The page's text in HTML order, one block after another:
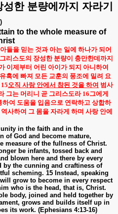
성한 분량에까지 자라기
to the whole measure of
들을 믿는 것과 아는 일에 하나가 되어
리스도의 장성한 분량이 충만한데까지
이제부터 어린 아이가 되지 아니하여
혹에 빠져 모든 교훈의 풍조에 밀려 요
15오직 사랑 안에서 참된 것을 하여 범사
그는 머리니 곧 그리스도라16그에게
하여 도움을 입음으로 연락하고 상합하
사하여 그 몸을 자라게 하며 사랑 안에
in the faith and in the
of God and become mature,
measure of the fullness of Christ.
be infants, tossed back and
blown here and there by every
by the cunning and craftiness of
scheming. 15 Instead, speaking
grow to become in every respect
who is the head, that is, Christ.
body, joined and held together by
grows and builds itself up in
its work. (Ephesians 4:13-16)